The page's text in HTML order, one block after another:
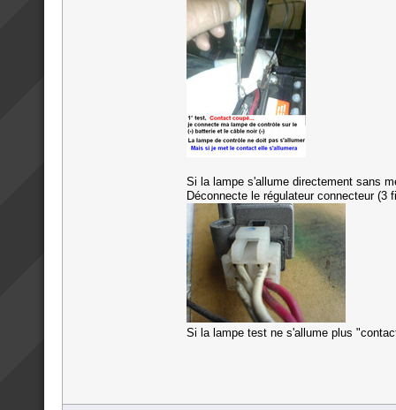
Si la lampe s'allume directement sans
Déconnecte le régulateur connecteur (3
Si la lampe test ne s'allume plus